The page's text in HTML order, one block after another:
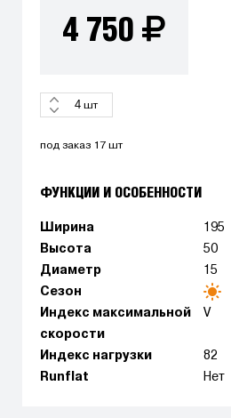
4 750
шт
под заказ 17 шт
ФУНКЦИИ И ОСОБЕННОСТИ
Ширина
195
Высота
50
Диаметр
15
Сезон
Индекс максимальной
скорости
V
Индекс нагрузки
82
Runflat
Нет